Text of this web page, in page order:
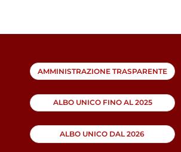
AMMINISTRAZIONE TRASPARENTE
ALBO UNICO FINO AL 2025
ALBO UNICO DAL 2026